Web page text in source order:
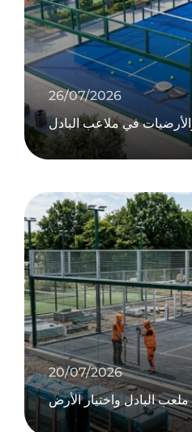
26/07/2026
في ملاعب البادل
20/07/2026
ملعب البادل واختيار الأرض